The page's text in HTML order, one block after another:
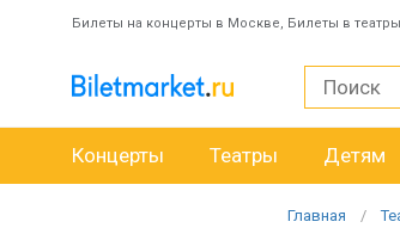
Билеты на концерты в Москве, Билеты в
Концерты Театры Детям
Главная